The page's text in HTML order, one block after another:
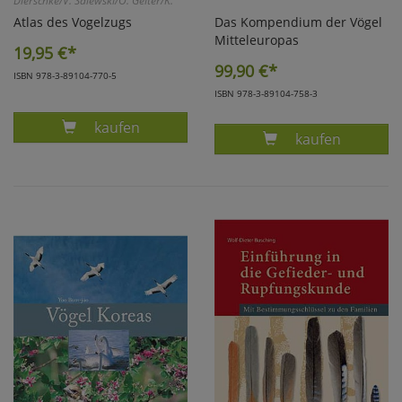
Hüppop/U. Köppen/W. Fiedler
Atlas des Vogelzugs
19,95 €*
ISBN 978-3-89104-770-5
Produkt BAIRLEIN, ATLAS DES VOGELZUGS
kaufen
Das Kompendium der Vögel
Mitteleuropas
99,90 €*
ISBN 978-3-89104-758-3
Produkt
kaufen